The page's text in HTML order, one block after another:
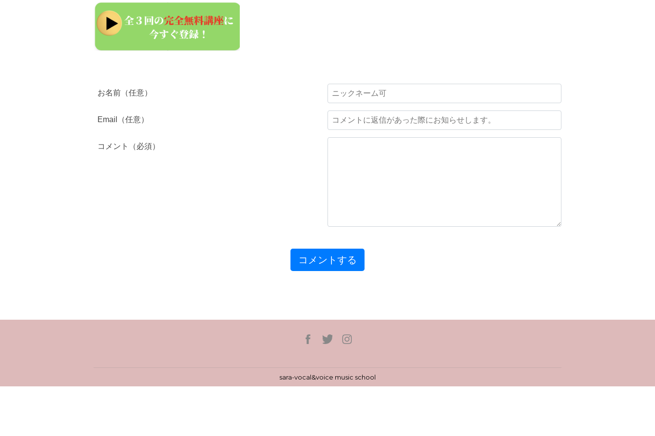
コメント（必須）
お名前（任意）
Email（任意）
sara-vocal&voice music school